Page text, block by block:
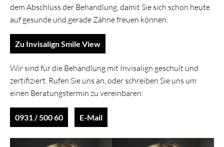
dem Abschluss der Behandlung, damit Sie sich schon heute
auf gesunde und gerade Zähne freuen können.
Zu Invisalign Smile View
Wir sind für die Behandlung mit Invisalign geschult und
zertifiziert. Rufen Sie uns an, oder schreiben Sie uns um
einen Beratungstermin zu vereinbaren:
0931 / 500 60 E-Mail